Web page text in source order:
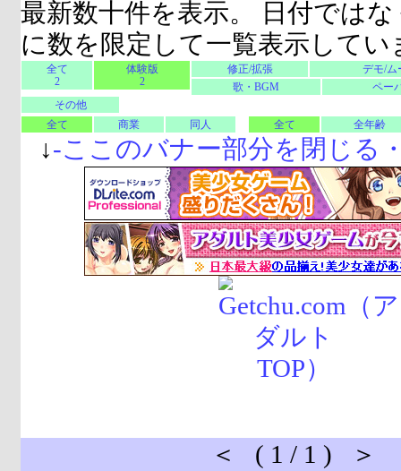
最新数十件を表示。 日付では
に数を限定して一覧表示してい
全て
2
体験版
2
修正/拡張
デモ/ム
歌・BGM
ペー
その他
全て
商業 同人 全て 全年齢
↓-ここのバナー部分を閉じる
＜ ( 1 / 1 ) ＞